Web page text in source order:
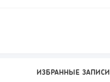
ИЗБРАННЫЕ ЗАПИСИ